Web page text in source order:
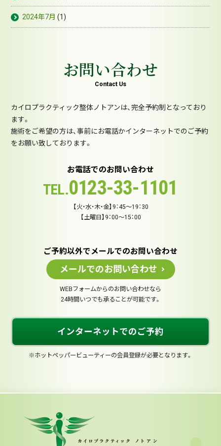
2024年7月 (1)
お問い合わせ
Contact Us
カイロプラクティック整体ノトアンは、完全予約制となっており
ます。
施術をご希望の方は、事前にお電話かインターネットでのご予約
をお願い致しております。
お電話でのお問い合わせ
TEL.0123-33-1101
【火・水・木・金】9：45～19：30
【土曜日】9：00～15：00
ご予約以外でメールでのお問い合わせ
メールでのお問い合わせ
WEBフォームからのお問い合わせなら
24時間いつでも承ることが可能です。
インターネットでのご予約
※ホットペッパービューティーの会員登録が必要となります。